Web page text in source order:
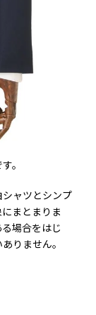
。
ャツとシンプ
まとまりま
場合をはじ
りません。